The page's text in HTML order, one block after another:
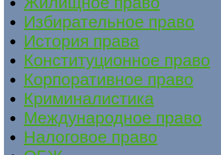
Избирательное право
История права
Конституционное право
Корпоративное право
Криминалистика
Международное право
Налоговое право